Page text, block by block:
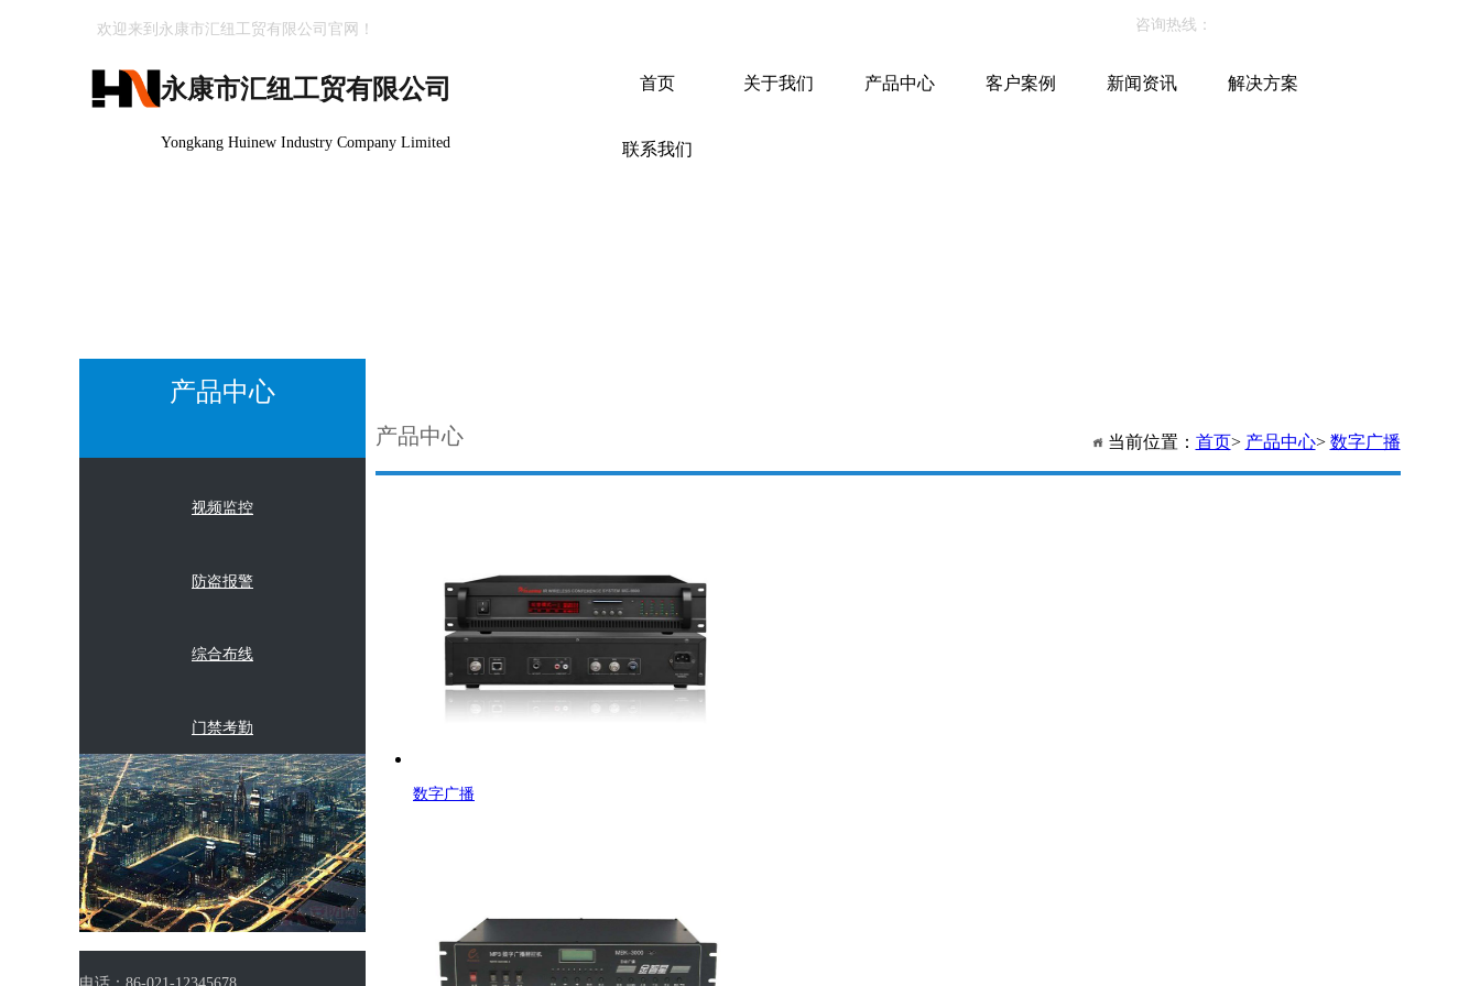
欢迎来到永康市汇纽工贸有限公司官网！ 咨询热线：
首页 关于我们 产品中心 客户案例 新闻资讯 解决方案
联系我们
永康市汇纽工贸有限公司
Yongkang Huinew Industry Company Limited
产品中心
视频监控
防盗报警
综合布线
门禁考勤
数字广播
无线覆盖
产品中心 当前位置： 首页> 产品中心> 数字广播
数字广播